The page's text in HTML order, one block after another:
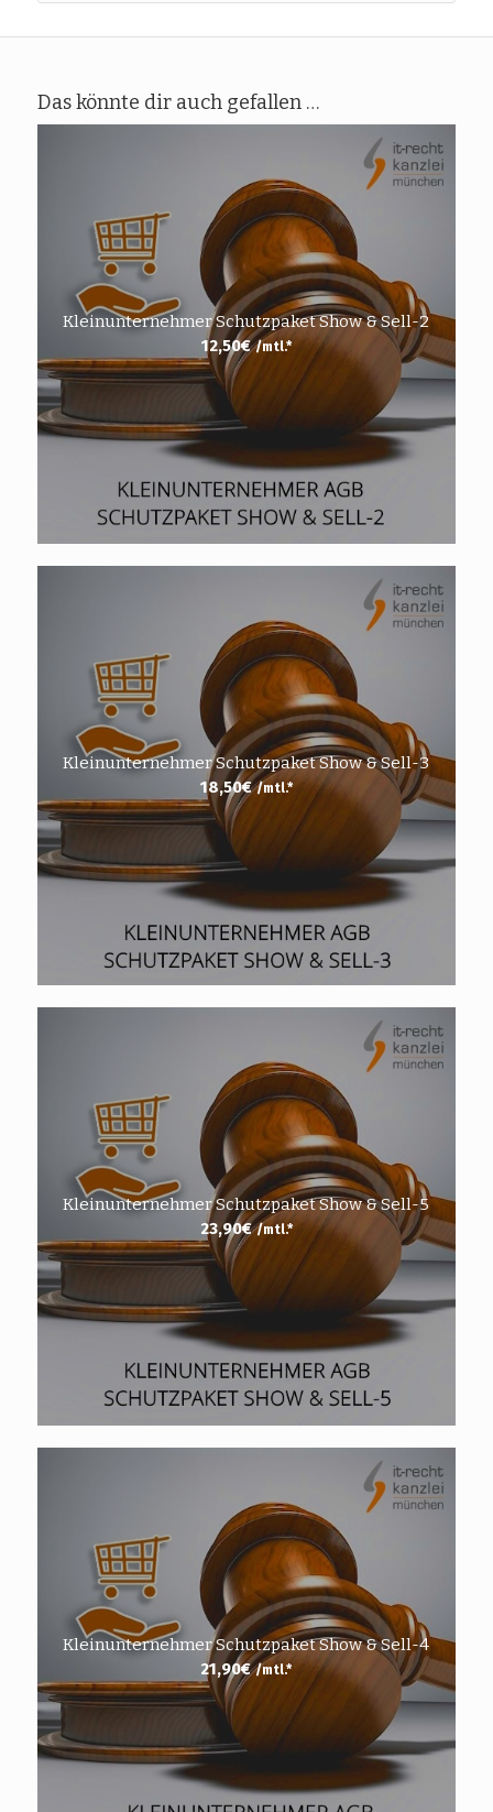
Das könnte dir auch gefallen …
Kleinunternehmer Schutzpaket Show & Sell-2
12,50€ /mtl.*
Kleinunternehmer Schutzpaket Show & Sell-3
18,50€ /mtl.*
Kleinunternehmer Schutzpaket Show & Sell-5
23,90€ /mtl.*
Kleinunternehmer Schutzpaket Show & Sell-4
21,90€ /mtl.*